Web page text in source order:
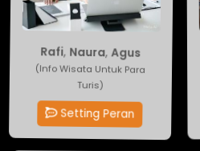
Rafi,Naura,Agus
(Info Wisata Untuk Para
Turis)
Setting Peran